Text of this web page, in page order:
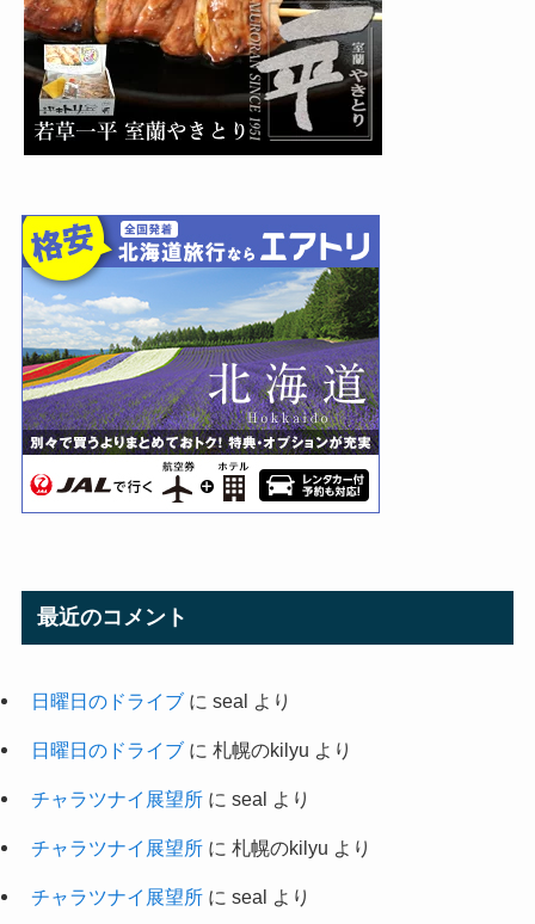
最近のコメント
日曜日のドライブに seal より
日曜日のドライブに 札幌のkilyu より
チャラツナイ展望所に seal より
チャラツナイ展望所に 札幌のkilyu より
チャラツナイ展望所に seal より